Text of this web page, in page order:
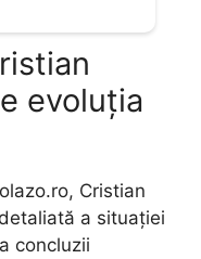
evoluția
Cristian
a situației
concluzii